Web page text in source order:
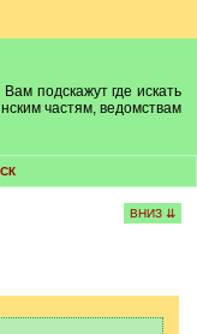
подскажут где искать
частям, ведомствам
ВНИЗ ⇊